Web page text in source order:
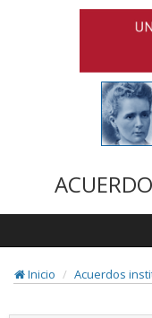
Inicio
Acuerdos